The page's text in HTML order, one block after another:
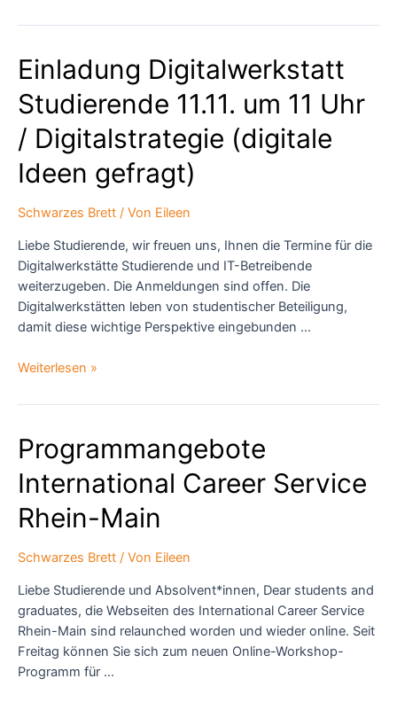
optische
an
PTB
Braunschweig
(24-
229-
Einladung Digitalwerkstatt
Studierende 11.11. um 11 Uhr
/ Digitalstrategie (digitale
Ideen gefragt)
Schwarzes Brett / Von Eileen
Liebe Studierende, wir freuen uns, Ihnen die Termine für die
Digitalwerkstätte Studierende und IT-Betreibende
weiterzugeben. Die Anmeldungen sind offen. Die
Digitalwerkstätten leben von studentischer Beteiligung,
damit diese wichtige Perspektive eingebunden …
Einladung
Studierende
um
Uhr
/
Digitalstrategie
(digitale
gefragt)
Weiterlesen »
Programmangebote
International Career Service
Rhein-Main
Schwarzes Brett / Von Eileen
Liebe Studierende und Absolvent*innen, Dear students and
graduates, die Webseiten des International Career Service
Rhein-Main sind relaunched worden und wieder online. Seit
Freitag können Sie sich zum neuen Online-Workshop-
Programm für …